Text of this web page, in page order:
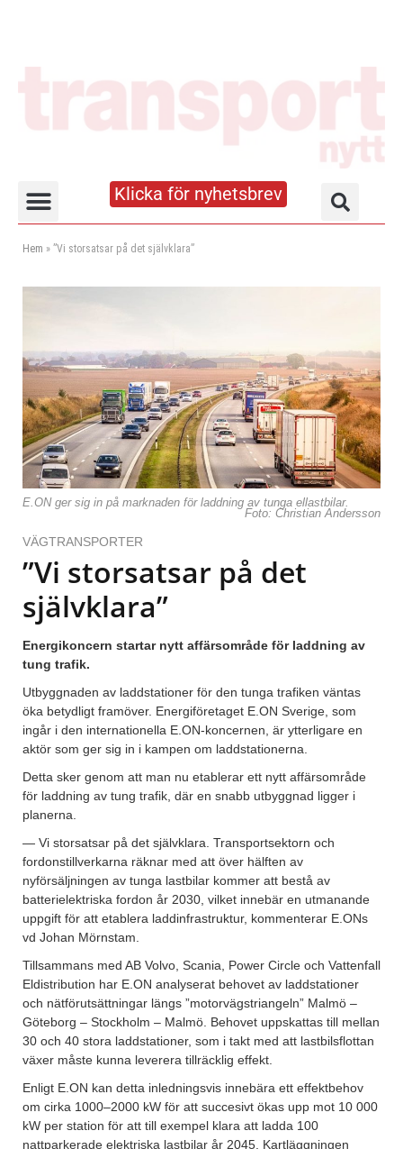
Klicka för nyhetsbrev
Hem » ”Vi storsatsar på det självklara”
E.ON ger sig in på marknaden för laddning av tunga ellastbilar.
Foto: Christian Andersson
VÄGTRANSPORTER
”Vi storsatsar på det
självklara”
Energikoncern startar nytt affärsområde för laddning av
tung trafik.
Utbyggnaden av laddstationer för den tunga trafiken väntas
öka betydligt framöver. Energiföretaget E.ON Sverige, som
ingår i den internationella E.ON-koncernen, är ytterligare en
aktör som ger sig in i kampen om laddstationerna.
Detta sker genom att man nu etablerar ett nytt affärsområde
för laddning av tung trafik, där en snabb utbyggnad ligger i
planerna.
— Vi storsatsar på det självklara. Transportsektorn och
fordonstillverkarna räknar med att över hälften av
nyförsäljningen av tunga lastbilar kommer att bestå av
batterielektriska fordon år 2030, vilket innebär en utmanande
uppgift för att etablera laddinfrastruktur, kommenterar E.ONs
vd Johan Mörnstam.
Tillsammans med AB Volvo, Scania, Power Circle och Vattenfall
Eldistribution har E.ON analyserat behovet av laddstationer
och nätförutsättningar längs ”motorvägstriangeln” Malmö –
Göteborg – Stockholm – Malmö. Behovet uppskattas till mellan
30 och 40 stora laddstationer, som i takt med att lastbilsflottan
växer måste kunna leverera tillräcklig effekt.
Enligt E.ON kan detta inledningsvis innebära ett effektbehov
om cirka 1000–2000 kW för att succesivt ökas upp mot 10 000
kW per station för att till exempel klara att ladda 100
nattparkerade elektriska lastbilar år 2045. Kartläggningen